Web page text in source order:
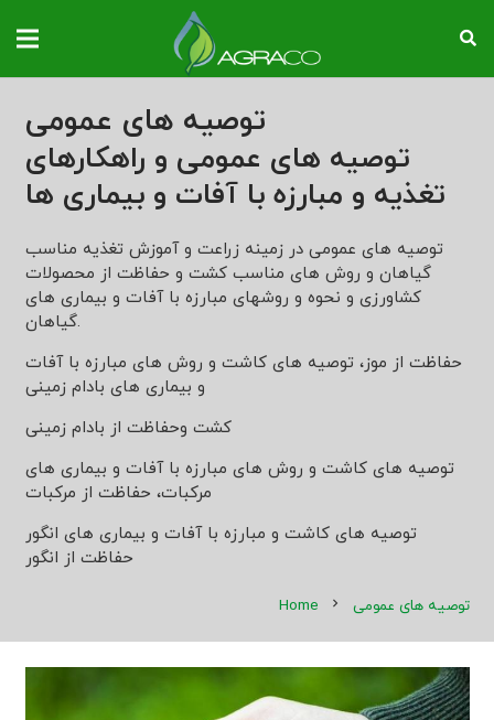
توصیه‌ های عمومی
توصیه‌ های عمومی و راهکارهای
تغذیه و مبارزه با آفات و بیماری ها
توصیه‌ های عمومی در زمینه زراعت و آموزش تغذیه مناسب
گیاهان و روش های مناسب کشت و حفاظت از محصولات
کشاورزی و نحوه و روشهای مبارزه با آفات و بیماری های
گیاهان.
حفاظت از موز، توصیه های کاشت و روش های مبارزه با آفات
و بیماری های بادام زمینی
کشت وحفاظت از بادام زمینی
توصیه های کاشت و روش های مبارزه با آفات و بیماری های
مرکبات، حفاظت از مرکبات
توصیه های کاشت و مبارزه با آفات و بیماری های انگور
حفاظت از انگور
Home chevron_right توصیه‌ های عمومی